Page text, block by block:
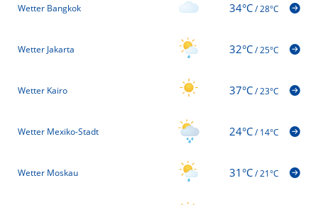
Wetter Bangkok 34°C/28°C
Wetter Jakarta 32°C/25°C
Wetter Kairo 37°C/23°C
Wetter Mexiko-Stadt 24°C/14°C
Wetter Moskau 31°C/21°C